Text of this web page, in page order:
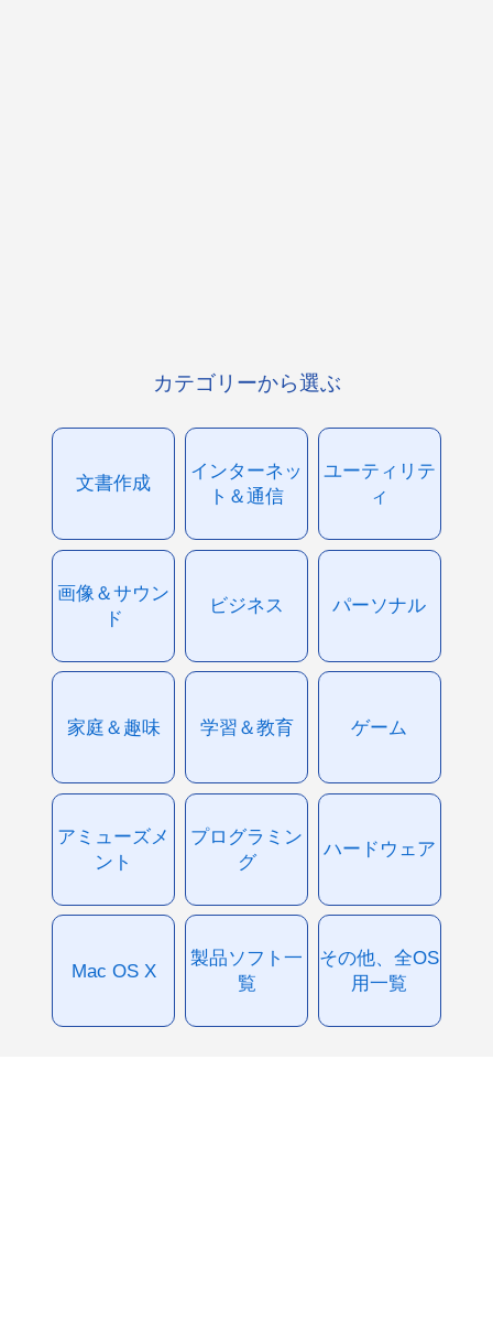
カテゴリーから選ぶ
文書作成
インターネッ
ト＆通信
ユーティリテ
ィ
画像＆サウン
ド
ビジネス パーソナル
家庭＆趣味 学習＆教育 ゲーム
アミューズメ
ント
プログラミン
グ
ハードウェア
Mac OS X
製品ソフト一
覧
その他、全OS
用一覧